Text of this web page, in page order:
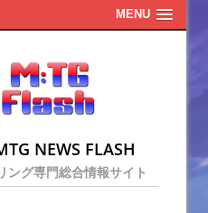
MENU
NEWS FLASH
ング専門総合情報サイト